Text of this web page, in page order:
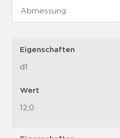
Eigenschaften
d1
Wert
12,0